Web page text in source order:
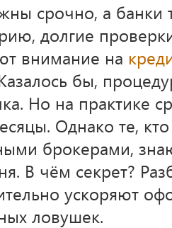
срочно, а
долгие
внимание на
бы,
Но на практике
Однако те, кто
брокерами,
В чём секрет?
ускоряют
ловушек.